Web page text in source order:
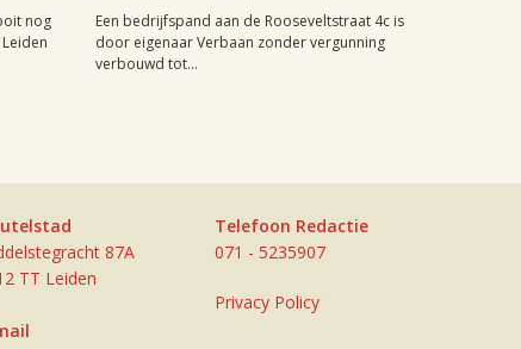
nog
Een bedrijfspand aan de Rooseveltstraat 4c is
door eigenaar Verbaan zonder vergunning
verbouwd tot...
87A
TT Leiden
Telefoon Redactie
071 - 5235907
Privacy Policy